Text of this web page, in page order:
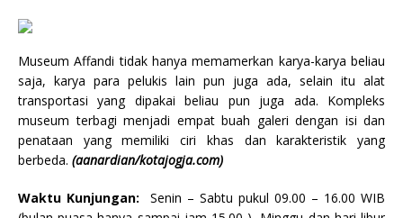
Museum Affandi tidak hanya memamerkan karya-karya beliau
saja, karya para pelukis lain pun juga ada, selain itu alat
transportasi yang dipakai beliau pun juga ada. Kompleks
museum terbagi menjadi empat buah galeri dengan isi dan
penataan yang memiliki ciri khas dan karakteristik yang
berbeda. (aanardian/kotajogja.com)
Waktu Kunjungan: Senin – Sabtu pukul 09.00 – 16.00 WIB